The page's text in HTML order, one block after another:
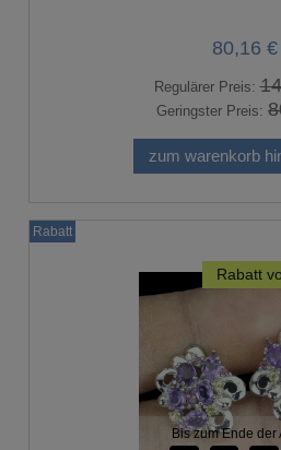
80,16 €
Regulärer Preis:
Geringster Preis:
zum warenkorb
Rabatt
Bis zum Ende der
Rabatt